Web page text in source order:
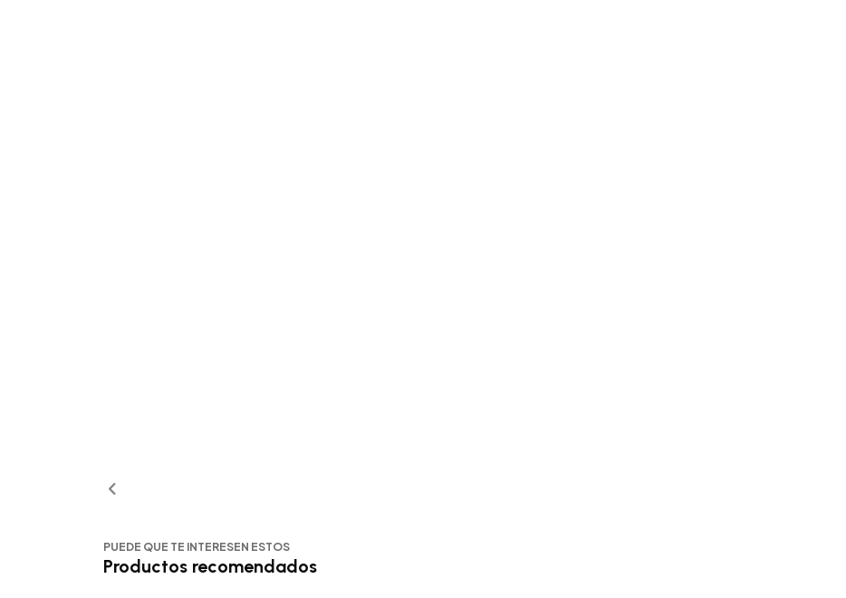
PUEDE QUE TE INTERESEN ESTOS
Productos recomendados